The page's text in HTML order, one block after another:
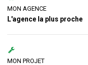
MON AGENCE
L'agence la plus proche
MON PROJET